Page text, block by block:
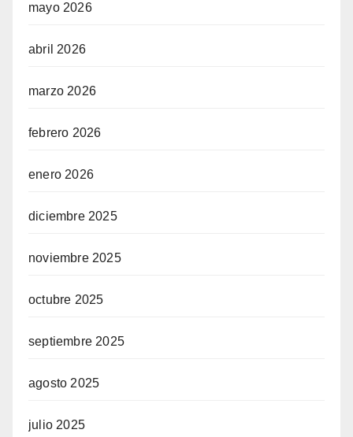
mayo 2026
abril 2026
marzo 2026
febrero 2026
enero 2026
diciembre 2025
noviembre 2025
octubre 2025
septiembre 2025
agosto 2025
julio 2025